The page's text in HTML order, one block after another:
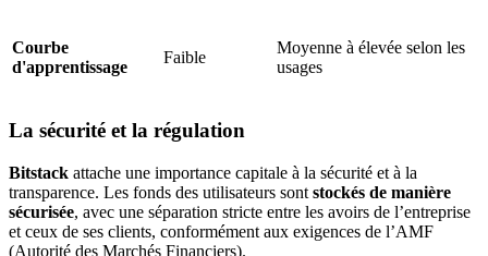
Courbe
d'apprentissage
Faible
Moyenne à élevée selon les
usages
La sécurité et la régulation
Bitstack attache une importance capitale à la sécurité et à la
transparence. Les fonds des utilisateurs sont stockés de manière
sécurisée, avec une séparation stricte entre les avoirs de l’entreprise
et ceux de ses clients, conformément aux exigences de l’AMF
(Autorité des Marchés Financiers).